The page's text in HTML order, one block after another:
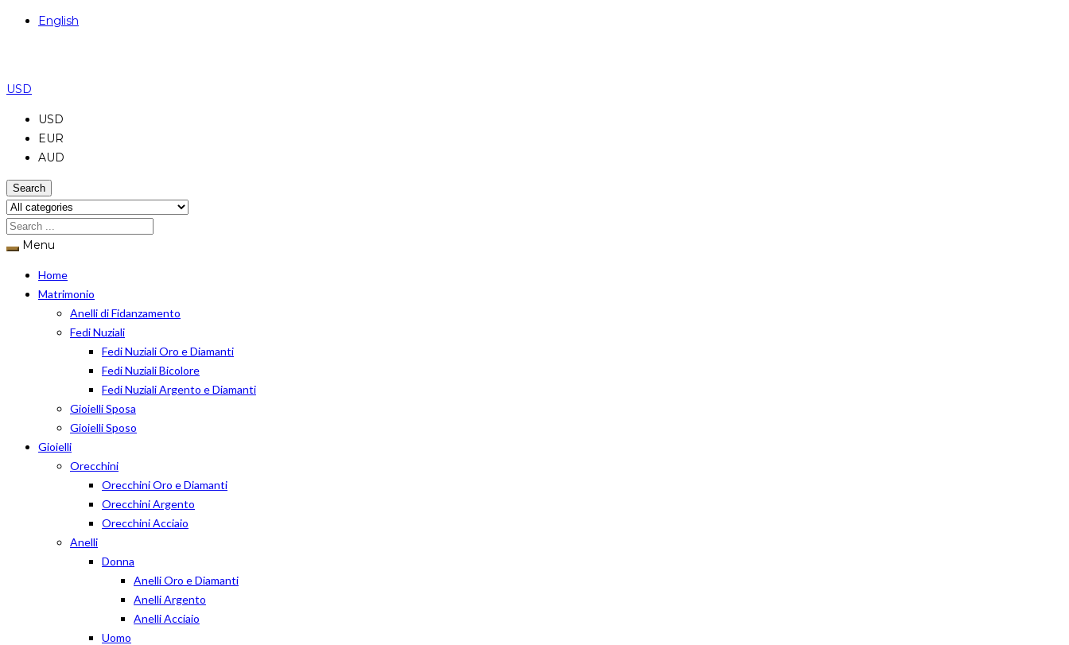
English
USD
USD
EUR
AUD
Search
Menu
Home
Matrimonio
Anelli di Fidanzamento
Fedi Nuziali
Fedi Nuziali Oro e Diamanti
Fedi Nuziali Bicolore
Fedi Nuziali Argento e Diamanti
Gioielli Sposa
Gioielli Sposo
Gioielli
Orecchini
Orecchini Oro e Diamanti
Orecchini Argento
Orecchini Acciaio
Anelli
Donna
Anelli Oro e Diamanti
Anelli Argento
Anelli Acciaio
Uomo